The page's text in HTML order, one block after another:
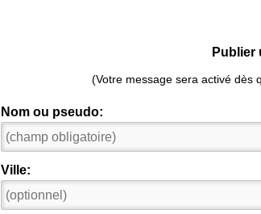
Publier
(Votre message sera activé dès
Nom ou pseudo:
Ville: